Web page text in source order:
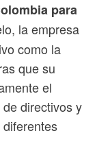
para
la empresa
como la
que su
el
directivos y